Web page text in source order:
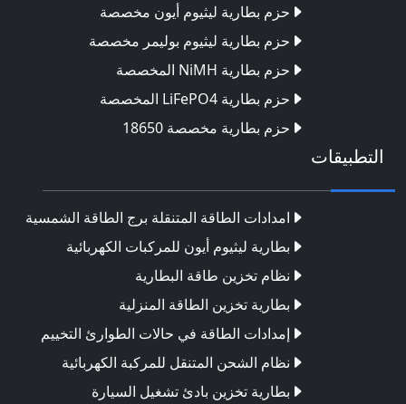
حزم بطارية ليثيوم أيون مخصصة
حزم بطارية ليثيوم بوليمر مخصصة
حزم بطارية NiMH المخصصة
حزم بطارية LiFePO4 المخصصة
حزم بطارية مخصصة 18650
التطبيقات
امدادات الطاقة المتنقلة برج الطاقة الشمسية
بطارية ليثيوم أيون للمركبات الكهربائية
نظام تخزين طاقة البطارية
بطارية تخزين الطاقة المنزلية
إمدادات الطاقة في حالات الطوارئ التخييم
نظام الشحن المتنقل للمركبة الكهربائية
بطارية تخزين بادئ تشغيل السيارة